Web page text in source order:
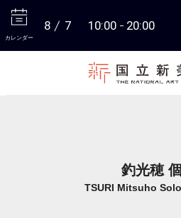
カレンダー
8 7 10:00 20:00
釣光穂
TSURI Mitsuho